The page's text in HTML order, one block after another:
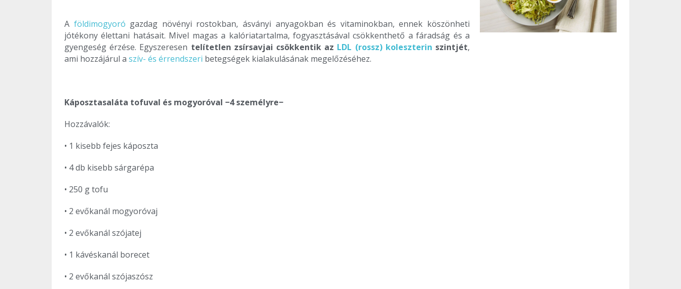
A földimogyoró gazdag növényi rostokban, ásványi anyagokban és vitaminokban, ennek köszönheti
jótékony élettani hatásait. Mivel magas a kalóriatartalma, fogyasztásával csökkenthető a fáradság és a
gyengeség érzése. Egyszeresen telítetlen zsírsavjai csökkentik az LDL (rossz) koleszterin szintjét,
ami hozzájárul a szív- és érrendszeri betegségek kialakulásának megelőzéséhez.
Káposztasaláta tofuval és mogyoróval −4 személyre−
Hozzávalók:
• 1 kisebb fejes káposzta
• 4 db kisebb sárgarépa
• 250 g tofu
• 2 evőkanál mogyoróvaj
• 2 evőkanál szójatej
• 1 kávéskanál borecet
• 2 evőkanál szójaszósz